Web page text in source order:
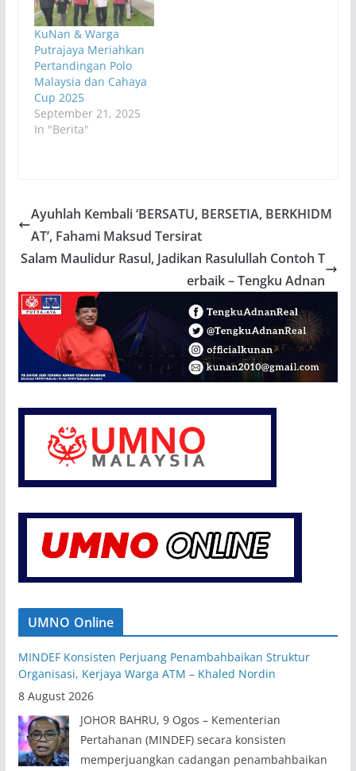
KuNan & Warga
Putrajaya Meriahkan
Pertandingan Polo
Malaysia dan Cahaya
Cup 2025
September 21, 2025
In "Berita"
Ayuhlah Kembali ‘BERSATU, BERSETIA, BERKHIDM
AT’, Fahami Maksud Tersirat
Salam Maulidur Rasul, Jadikan Rasulullah Contoh T
erbaik – Tengku Adnan
UMNO Online
MINDEF Konsisten Perjuang Penambahbaikan Struktur
Organisasi, Kerjaya Warga ATM – Khaled Nordin
8 August 2026
JOHOR BAHRU, 9 Ogos – Kementerian
Pertahanan (MINDEF) secara konsisten
memperjuangkan cadangan penambahbaikan